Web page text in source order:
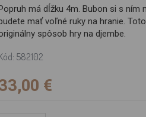
má dĺžku 4m. Bubon si s ním
mať voľné ruky na hranie.
spôsob hry na djembe.
582102
€